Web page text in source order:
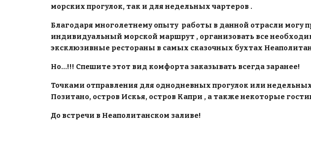
морских прогулок, так и для недельных чартеров .
Благодаря многолетнему опыту  работы в данной отрасли могу
индивидуальный морской маршрут , организовать все
эксклюзивные рестораны в самых сказочных бухтах
Но...!!! Спешите этот вид комфорта заказывать всегда заранее!
Точками отправления для однодневных прогулок или
Позитано, остров Искья, остров Капри , а также некоторые
До встречи в Неаполитанском заливе!